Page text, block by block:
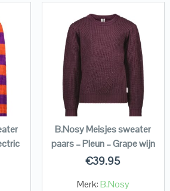
B.Nosy Meisjes sweater
paars – Pleun – Grape wijn
€39.95
Merk:B.Nosy